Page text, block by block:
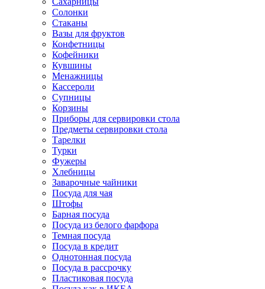
Солонки
Стаканы
Вазы для фруктов
Конфетницы
Кофейники
Кувшины
Менажницы
Кассероли
Супницы
Корзины
Приборы для сервировки стола
Предметы сервировки стола
Тарелки
Турки
Фужеры
Хлебницы
Заварочные чайники
Посуда для чая
Штофы
Барная посуда
Посуда из белого фарфора
Темная посуда
Посуда в кредит
Однотонная посуда
Посуда в рассрочку
Пластиковая посуда